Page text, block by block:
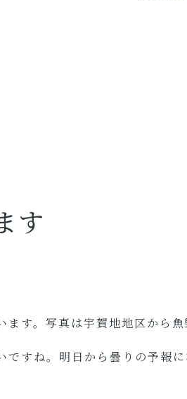
す
ます。写真は宇賀地地区から
ですね。明日から曇りの予報